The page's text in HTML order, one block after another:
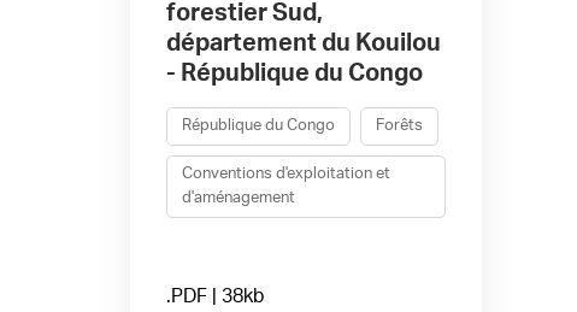
forestier Sud,
département du Kouilou
- République du Congo
République du Congo Forêts
Conventions d'exploitation et
d'aménagement
.PDF | 38kb